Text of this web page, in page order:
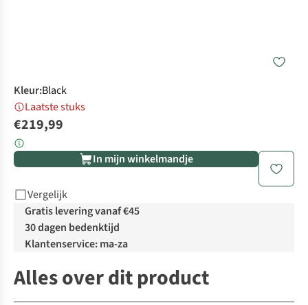
Kleur:Black
Laatste stuks
€219,99
In mijn winkelmandje
Vergelijk
Gratis levering vanaf €45
30 dagen bedenktijd
Klantenservice: ma-za
Alles over dit product